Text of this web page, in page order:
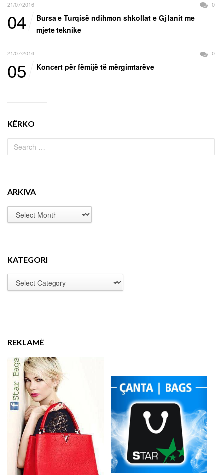
21/07/2016 0
04
Bursa e Turqisë ndihmon shkollat e Gjilanit me
mjete teknike
21/07/2016 0
05 Koncert për fëmijë të mërgimtarëve
KËRKO
ARKIVA
KATEGORI
REKLAMË